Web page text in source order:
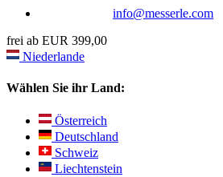
info@messerle.com
frei ab EUR 399,00
Niederlande
Wählen Sie ihr Land:
Österreich
Deutschland
Schweiz
Liechtenstein